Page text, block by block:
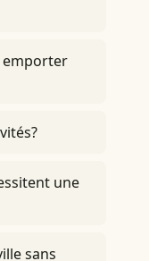
emporter
une
sans